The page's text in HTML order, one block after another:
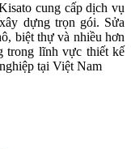
cung cấp dịch vụ
dựng trọn gói. Sửa
biệt thự và nhiều hơn
trong lĩnh vực thiết kế
tại Việt Nam